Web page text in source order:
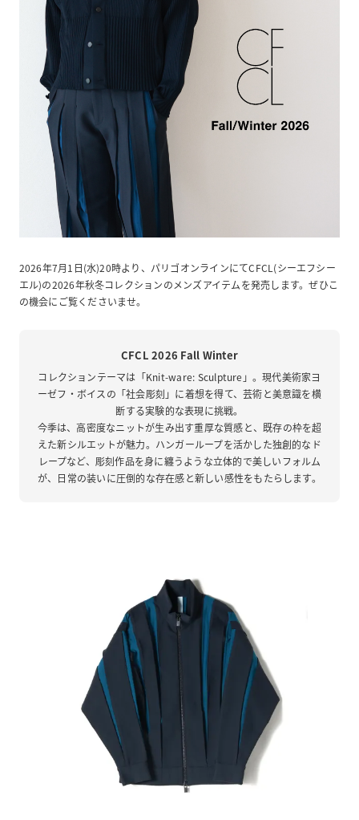
2026年7月1日(水)20時より、パリゴオンラインにてCFCL(シーエフシー
エル)の2026年秋冬コレクションのメンズアイテムを発売します。ぜひこ
の機会にご覧くださいませ。
CFCL 2026 Fall Winter
コレクションテーマは「Knit-ware: Sculpture」。現代美術家ヨ
ーゼフ・ボイスの「社会彫刻」に着想を得て、芸術と美意識を横
断する実験的な表現に挑戦。
今季は、高密度なニットが生み出す重厚な質感と、既存の枠を超
えた新シルエットが魅力。ハンガーループを活かした独創的なド
レープなど、彫刻作品を身に纏うような立体的で美しいフォルム
が、日常の装いに圧倒的な存在感と新しい感性をもたらします。